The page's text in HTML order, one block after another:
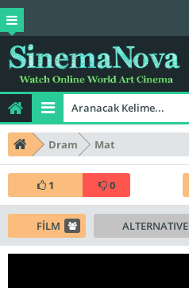
Dram Mat
1 0
FİLM ALTERNATIVE